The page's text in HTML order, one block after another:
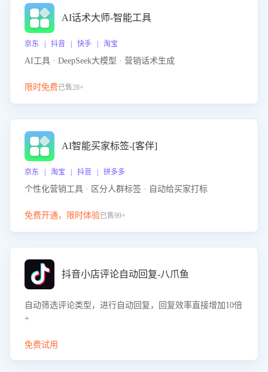
AI话术大师-智能工具
京东 | 抖音 | 快手 | 淘宝
AI工具 · DeepSeek大模型 · 营销话术生成
限时免费已售28+
AI智能买家标签-[客伴]
京东 | 淘宝 | 抖音 | 拼多多
个性化营销工具 · 区分人群标签 · 自动给买家打标
免费开通，限时体验已售99+
抖音小店评论自动回复-八爪鱼
自动筛选评论类型，进行自动回复，回复效率直接增加10倍
+
免费试用